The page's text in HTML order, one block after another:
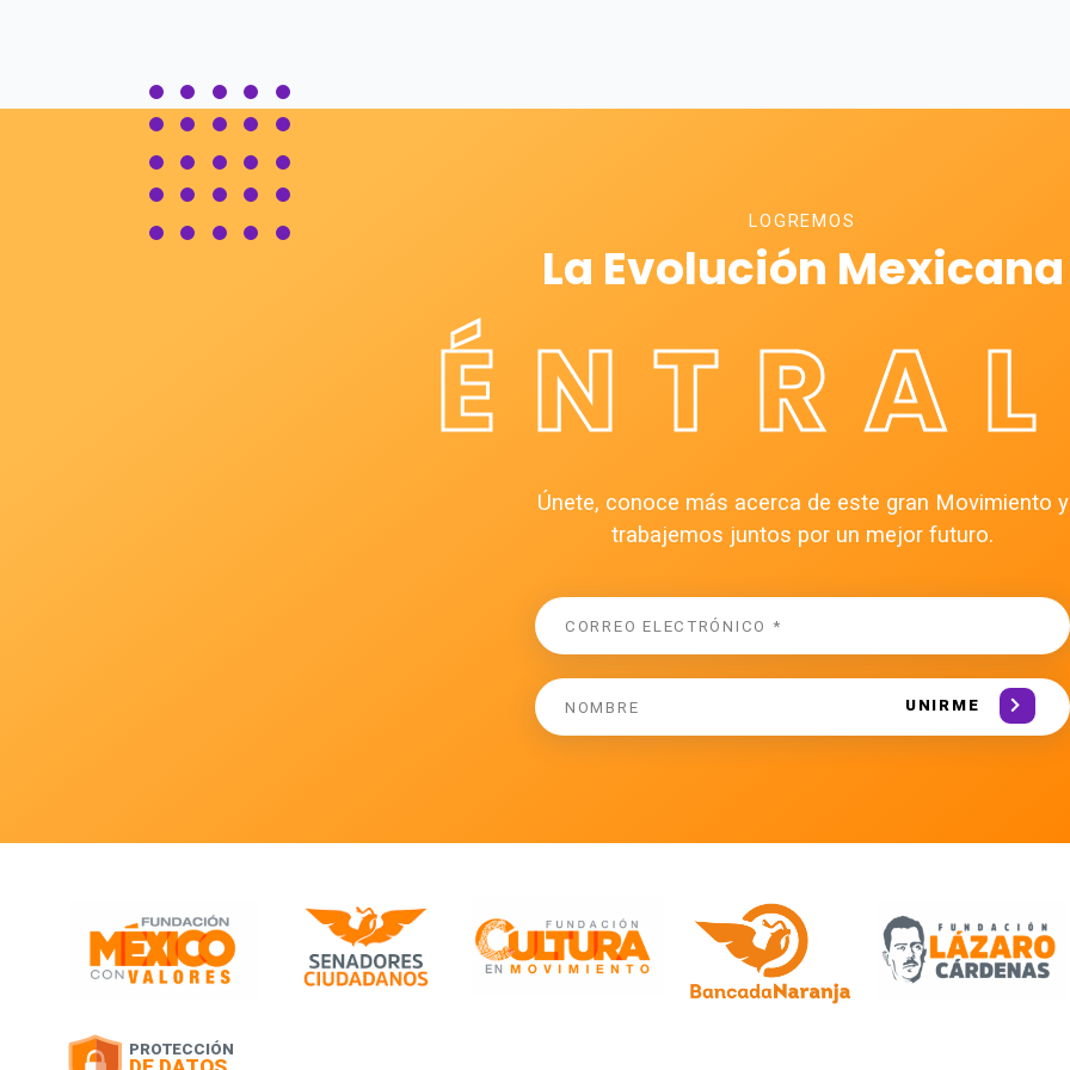
LOGREMOS
La Evolución Mexicana
Únete, conoce más acerca de este gran Movimiento y
trabajemos juntos por un mejor futuro.
UNIRME